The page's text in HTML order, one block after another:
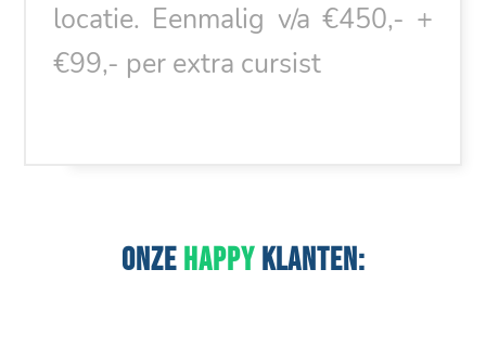
locatie. Eenmalig v/a €450,- +
€99,- per extra cursist
ONZEHAPPYKLANTEN: